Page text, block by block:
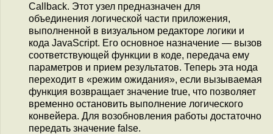
Callback. Этот узел предназначен для
объединения логической части приложения,
выполненной в визуальном редакторе логики и
кода JavaScript. Его основное назначение — вызов
соответствующей функции в коде, передача ему
параметров и прием результатов. Теперь эта нода
переходит в «режим ожидания», если вызываемая
функция возвращает значение true, что позволяет
временно остановить выполнение логического
конвейера. Для возобновления работы достаточно
передать значение false.